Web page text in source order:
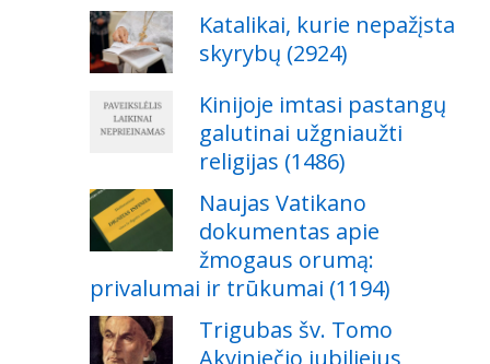
Katalikai, kurie nepažįsta
skyrybų (2924)
Kinijoje imtasi pastangų
galutinai užgniaužti
religijas (1486)
Naujas Vatikano
dokumentas apie
žmogaus orumą:
privalumai ir trūkumai (1194)
Trigubas šv. Tomo
Akviniečio jubiliejus